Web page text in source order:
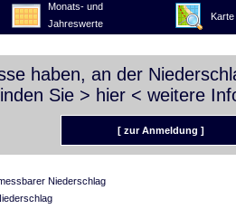
Monats- und
Jahreswerte
Karte
haben, an der
Sie > hier < weitere
[ zur Anmeldung ]
Niederschlag